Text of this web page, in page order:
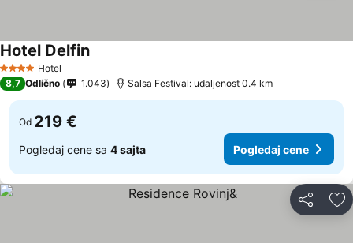
4 ZvezdiceHotel
Hotel Delfin
8,7 Odlično 1.043 Salsa Festival: udaljenost 0.4 km
Od 219 €
Pogledaj cene sa 4 sajta Pogledaj cene
Deli